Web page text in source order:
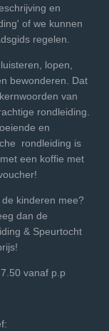
en
of we kunnen
regelen.
lopen,
bewonderen. Dat
van
rondleiding.
en
rondleiding is
een koffie met
de kinderen mee?
dan de
& Speurtocht
vanaf p.p